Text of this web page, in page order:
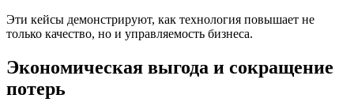
Эти кейсы демонстрируют, как технология повышает не
только качество, но и управляемость бизнеса.
Экономическая выгода и сокращение
потерь